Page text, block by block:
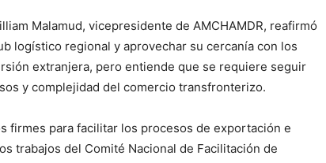
Malamud, vicepresidente de AMCHAMDR, reafirmó
logístico regional y aprovechar su cercanía con los
extranjera, pero entiende que se requiere seguir
y complejidad del comercio transfronterizo.
firmes para facilitar los procesos de exportación e
trabajos del Comité Nacional de Facilitación de